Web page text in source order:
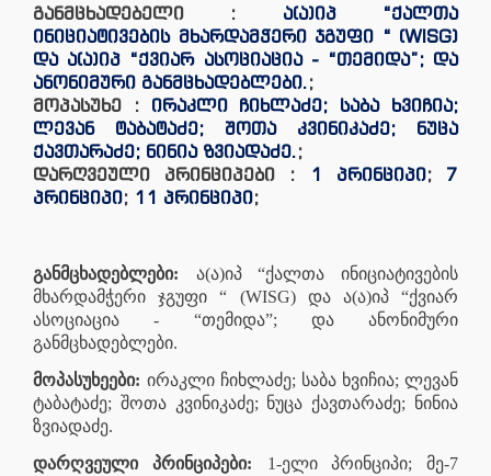
განმცხადებელი : ა(ა)იპ “ქალთა
ინიციატივების მხარდამჭერი ჯგუფი “ (WISG)
და ა(ა)იპ “ქვიარ ასოციაცია - “თემიდა”; და
ანონიმური განმცხადებლები.;
მოპასუხე : ირაკლი ჩიხლაძე; საბა ხვიჩია;
ლევან ტაბატაძე; შოთა კვინიკაძე; ნუცა
ქავთარაძე; ნინია ზვიადაძე.;
დარღვეული პრინციპები :
1 პრინციპი; 7
პრინციპი; 11 პრინციპი;
განმცხადებლები:
ა(ა)იპ “ქალთა ინიციატივების
მხარდამჭერი ჯგუფი “ (WISG) და ა(ა)იპ “ქვიარ
ასოციაცია - “თემიდა”; და ანონიმური
განმცხადებლები.
მოპასუხეები: ირაკლი ჩიხლაძე; საბა ხვიჩია; ლევან
ტაბატაძე; შოთა კვინიკაძე; ნუცა ქავთარაძე; ნინია
ზვიადაძე.
დარღვეული პრინციპები:
1-ელი პრინციპი; მე-7